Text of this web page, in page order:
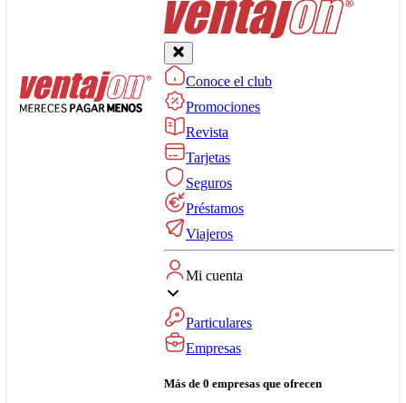
Conoce el club
Promociones
Revista
Tarjetas
Seguros
Préstamos
Viajeros
Mi cuenta
Particulares
Empresas
Más de 0 empresas que ofrecen